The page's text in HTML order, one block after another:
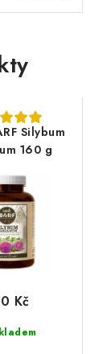
Silybum
160 g
Kč